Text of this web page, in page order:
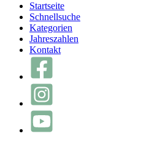
Startseite
Schnellsuche
Kategorien
Jahreszahlen
Kontakt